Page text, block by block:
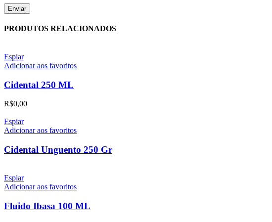
PRODUTOS RELACIONADOS
Espiar
Adicionar aos favoritos
Cidental 250 ML
R$0,00
Espiar
Adicionar aos favoritos
Cidental Unguento 250 Gr
Espiar
Adicionar aos favoritos
Fluido Ibasa 100 ML